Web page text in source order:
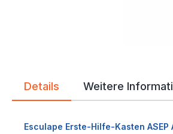
Details
Esculape Erste-Hilfe-Kasten
Weitere